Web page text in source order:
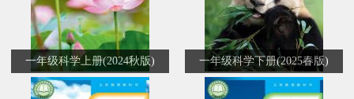
一年级科学上册(2024秋版) 一年级科学下册(2025春版)